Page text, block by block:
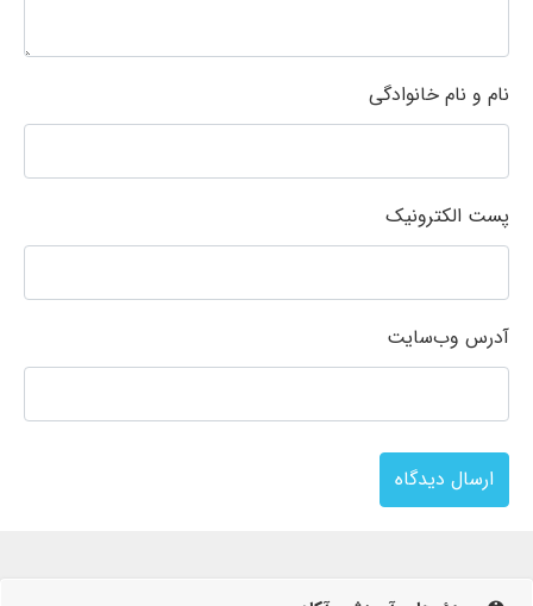
نام و نام خانوادگی
پست الکترونیک
آدرس وب‌سایت
ارسال دیدگاه